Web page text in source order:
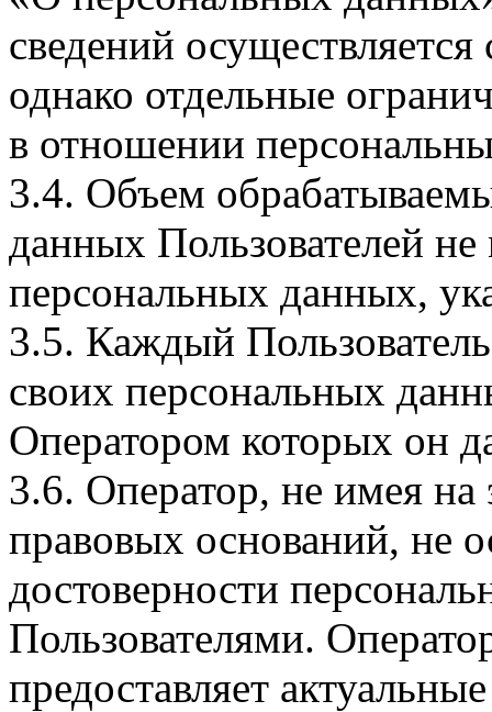
сведений
однако отдельные
в отношении
3.4. Объем
данных Пользователей
персональных данных,
3.5. Каждый
своих персональных
Оператором которых он
3.6. Оператор, не имея
правовых оснований, не
достоверности
Пользователями.
предоставляет